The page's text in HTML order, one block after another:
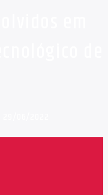
06/2022